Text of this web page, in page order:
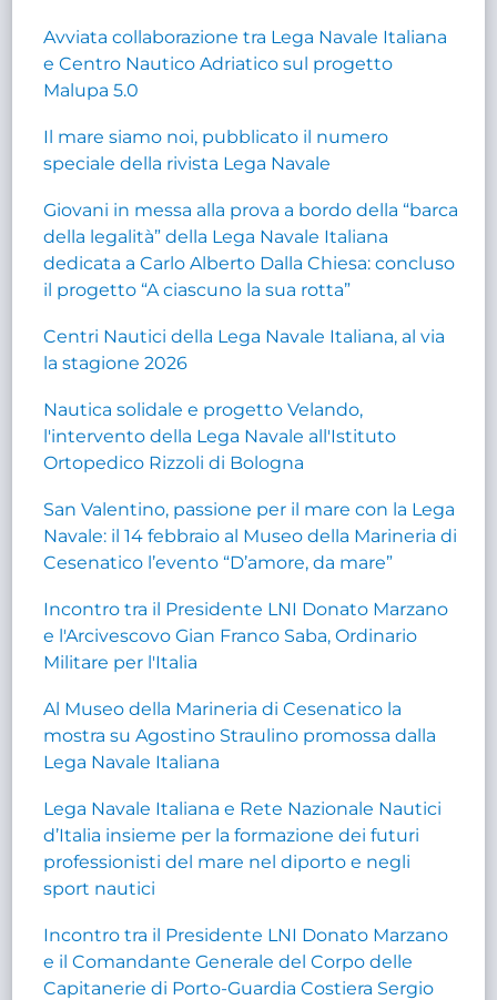
Avviata collaborazione tra Lega Navale Italiana
e Centro Nautico Adriatico sul progetto
Malupa 5.0
Il mare siamo noi, pubblicato il numero
speciale della rivista Lega Navale
Giovani in messa alla prova a bordo della “barca
della legalità” della Lega Navale Italiana
dedicata a Carlo Alberto Dalla Chiesa: concluso
il progetto “A ciascuno la sua rotta”
Centri Nautici della Lega Navale Italiana, al via
la stagione 2026
Nautica solidale e progetto Velando,
l'intervento della Lega Navale all'Istituto
Ortopedico Rizzoli di Bologna
San Valentino, passione per il mare con la Lega
Navale: il 14 febbraio al Museo della Marineria di
Cesenatico l’evento “D’amore, da mare”
Incontro tra il Presidente LNI Donato Marzano
e l'Arcivescovo Gian Franco Saba, Ordinario
Militare per l'Italia
Al Museo della Marineria di Cesenatico la
mostra su Agostino Straulino promossa dalla
Lega Navale Italiana
Lega Navale Italiana e Rete Nazionale Nautici
d’Italia insieme per la formazione dei futuri
professionisti del mare nel diporto e negli
sport nautici
Incontro tra il Presidente LNI Donato Marzano
e il Comandante Generale del Corpo delle
Capitanerie di Porto-Guardia Costiera Sergio